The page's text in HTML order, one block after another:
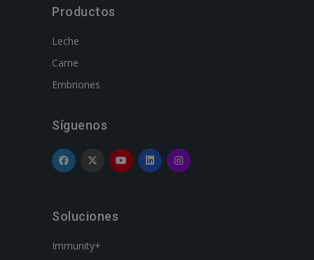
Productos
Leche
Carne
Embriones
Síguenos
Soluciones
Immunity+